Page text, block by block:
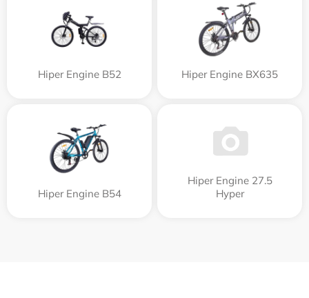
Hiper Engine B52 Hiper Engine BX635
Hiper Engine B54
Hiper Engine 27.5
Нyper